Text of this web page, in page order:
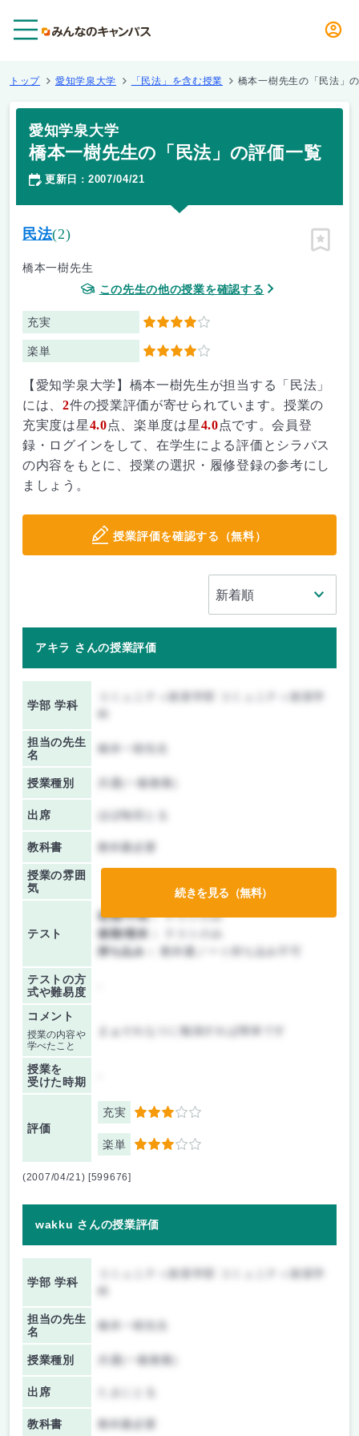
トップ 愛知学泉大学 「民法」を含む授業 橋本一樹先生の「民法」
愛知学泉大学
橋本一樹先生の「民法」の評価一覧
更新日 ： 2007/04/21
民法(2)
橋本一樹先生
この先生の他の授業を確認する
充実 4
楽単 4
ピン留
【愛知学泉大学】橋本一樹先生が担当する「民法」
には、2件の授業評価が寄せられています。授業の
充実度は星4.0点、楽単度は星4.0点です。会員登
録・ログインをして、在学生による評価とシラバス
の内容をもとに、授業の選択・履修登録の参考にし
ましょう。
授業評価を確認する（無料）
アキラ さんの授業評価
学部 学科
担当の先生
名
橋本一樹先生
授業種別 共通(一般教養)
出席 ほぼ毎回とる
教科書 教科書必要
授業の雰囲
気
テスト
前期/中間：テストのみ
後期/期末：
持ち込み：
教科書ノート持ち込み不可
テストの方
式や難易度
コメント
授業の内容や
学べたこと
まぁそれなりに勉強すれば簡単です
授業を
受けた時期
評価
充実 3
楽単 3
続きを見る（無料）
(2007/04/21) [599676]
wakku さんの授業評価
学部 学科
担当の先生
名
橋本一樹先生
授業種別 共通(一般教養)
出席
教科書 教科書必要